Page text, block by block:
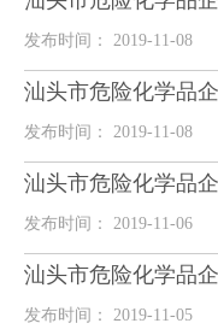
信息公开 专栏
发布时间： 2019-11-08
汕头市危险化学品
发布时间： 2019-11-08
汕头市危险化学品
发布时间： 2019-11-06
汕头市危险化学品
发布时间： 2019-11-05